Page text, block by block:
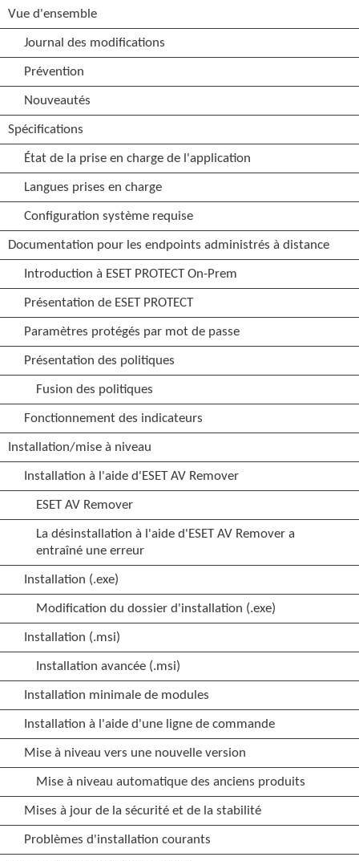
Vue d'ensemble
Journal des modifications
Prévention
Nouveautés
Spécifications
État de la prise en charge de l'application
Langues prises en charge
Configuration système requise
Documentation pour les endpoints administrés à distance
Introduction à ESET PROTECT On-Prem
Présentation de ESET PROTECT
Paramètres protégés par mot de passe
Présentation des politiques
Fusion des politiques
Fonctionnement des indicateurs
Installation/mise à niveau
Installation à l'aide d'ESET AV Remover
ESET AV Remover
La désinstallation à l'aide d'ESET AV Remover a
entraîné une erreur
Installation (.exe)
Modification du dossier d'installation (.exe)
Installation (.msi)
Installation avancée (.msi)
Installation minimale de modules
Installation à l'aide d'une ligne de commande
Mise à niveau vers une nouvelle version
Mise à niveau automatique des anciens produits
Mises à jour de la sécurité et de la stabilité
Problèmes d'installation courants